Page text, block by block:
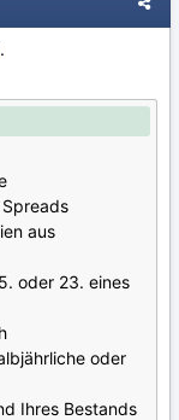
.
aus
oder 23. eines
oder
Ihres Bestands